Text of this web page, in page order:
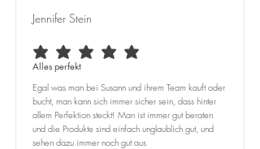
Jennifer Stein
durchschnittliches Rating ist 5 von 5
Alles perfekt
Egal was man bei Susann und ihrem Team kauft oder
bucht, man kann sich immer sicher sein, dass hinter
allem Perfektion steckt! Man ist immer gut beraten
und die Produkte sind einfach unglaublich gut, und
sehen dazu immer noch gut aus